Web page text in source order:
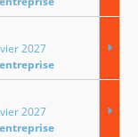
2027
2027